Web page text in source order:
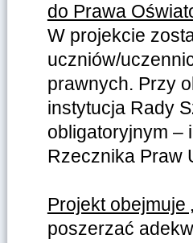
do Prawa
W projekcie
uczniów/
prawnych. Przy
instytucja Rady
obligatoryjnym –
Rzecznika Praw
Projekt obejmuje
poszerzać